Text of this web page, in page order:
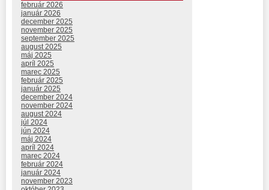
február 2026
január 2026
december 2025
november 2025
september 2025
august 2025
máj 2025
apríl 2025
marec 2025
február 2025
január 2025
december 2024
november 2024
august 2024
júl 2024
jún 2024
máj 2024
apríl 2024
marec 2024
február 2024
január 2024
november 2023